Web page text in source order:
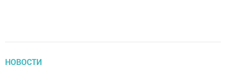
НОВОСТИ